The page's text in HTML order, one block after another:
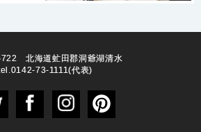
北海道虻田郡洞爺湖清水
73-1111(代表)